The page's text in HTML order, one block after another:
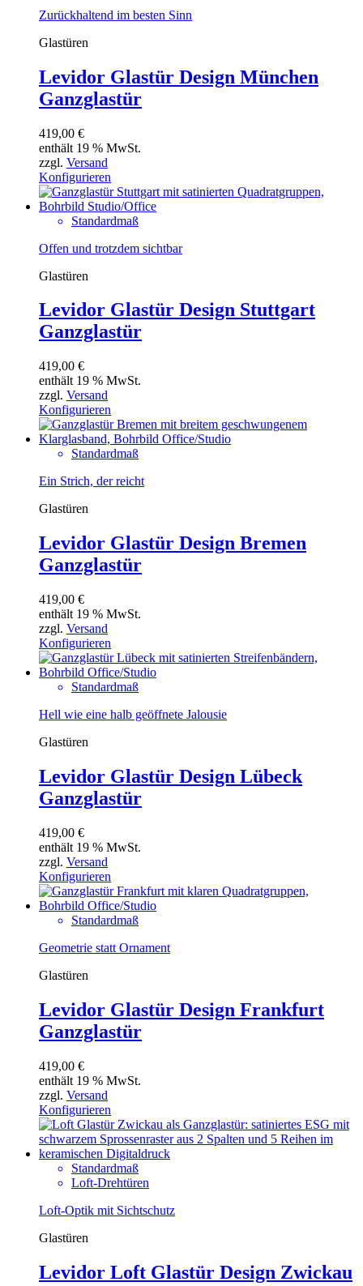
Zurückhaltend im besten Sinn
Glastüren
Levidor Glastür Design München
Ganzglastür
419,00 €
enthält 19 % MwSt.
zzgl. Versand
Konfigurieren
Standardmaß
Offen und trotzdem sichtbar
Glastüren
Levidor Glastür Design Stuttgart
Ganzglastür
419,00 €
enthält 19 % MwSt.
zzgl. Versand
Konfigurieren
Standardmaß
Ein Strich, der reicht
Glastüren
Levidor Glastür Design Bremen
Ganzglastür
419,00 €
enthält 19 % MwSt.
zzgl. Versand
Konfigurieren
Standardmaß
Hell wie eine halb geöffnete Jalousie
Glastüren
Levidor Glastür Design Lübeck
Ganzglastür
419,00 €
enthält 19 % MwSt.
zzgl. Versand
Konfigurieren
Standardmaß
Geometrie statt Ornament
Glastüren
Levidor Glastür Design Frankfurt
Ganzglastür
419,00 €
enthält 19 % MwSt.
zzgl. Versand
Konfigurieren
Standardmaß
Loft-Drehtüren
Loft-Optik mit Sichtschutz
Glastüren
Levidor Loft Glastür Design Zwickau